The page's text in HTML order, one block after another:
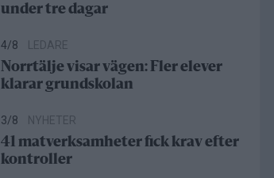
under tre dagar
4/8 LEDARE
Norrtälje visar vägen: Fler elever
klarar grundskolan
3/8 NYHETER
41 matverksamheter fick krav efter
kontroller